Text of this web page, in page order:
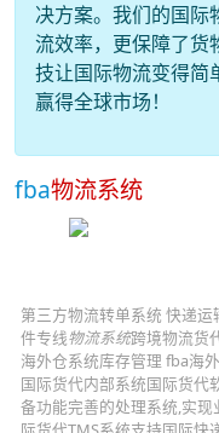
决方案。我们的国际
流效率，更保障了货
技让国际物流变得简
赢得全球市场！
fba物流系统
第三方物流转单系统 快递运
件专线物流系统跨境物流货
海外仓系统库存管理 fba海
国际货代内部系统国际货代
备功能完善的处理系统,实